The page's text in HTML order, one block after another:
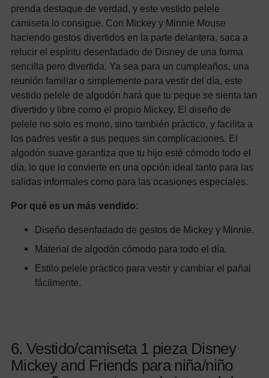
prenda destaque de verdad, y este vestido pelele
camiseta lo consigue. Con Mickey y Minnie Mouse
haciendo gestos divertidos en la parte delantera, saca a
relucir el espíritu desenfadado de Disney de una forma
sencilla pero divertida. Ya sea para un cumpleaños, una
reunión familiar o simplemente para vestir del día, este
vestido pelele de algodón hará que tu peque se sienta tan
divertido y libre como el propio Mickey. El diseño de
pelele no solo es mono, sino también práctico, y facilita a
los padres vestir a sus peques sin complicaciones. El
algodón suave garantiza que tu hijo esté cómodo todo el
día, lo que lo convierte en una opción ideal tanto para las
salidas informales como para las ocasiones especiales.
Por qué es un más vendido:
Diseño desenfadado de gestos de Mickey y Minnie.
Material de algodón cómodo para todo el día.
Estilo pelele práctico para vestir y cambiar el pañal
fácilmente.
6. Vestido/camiseta 1 pieza Disney
Mickey and Friends para niña/niño